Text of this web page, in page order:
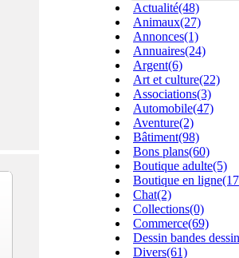
Actualité(48)
Animaux(27)
Annonces(1)
Annuaires(24)
Argent(6)
Art et culture(22)
Associations(3)
Automobile(47)
Aventure(2)
Bâtiment(98)
Bons plans(60)
Boutique adulte(5)
Boutique en
Chat(2)
Collections(0)
Commerce(69)
Dessin bandes
Divers(61)